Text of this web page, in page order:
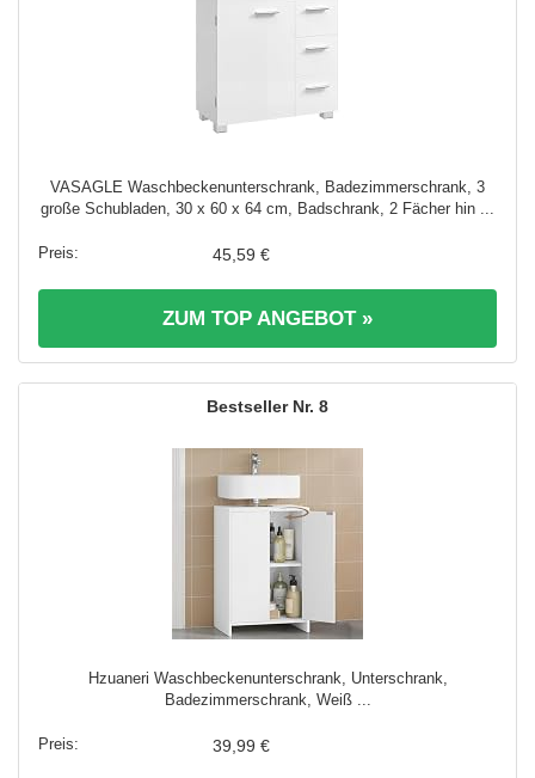
VASAGLE Waschbeckenunterschrank, Badezimmerschrank, 3
große Schubladen, 30 x 60 x 64 cm, Badschrank, 2 Fächer hin ...
45,59 €
ZUM TOP ANGEBOT »
8
Hzuaneri Waschbeckenunterschrank, Unterschrank,
Badezimmerschrank, Weiß ...
39,99 €